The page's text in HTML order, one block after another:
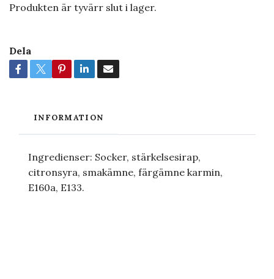
Produkten är tyvärr slut i lager.
Dela
INFORMATION
Ingredienser: Socker, stärkelsesirap,
citronsyra, smakämne, färgämne karmin,
E160a, E133.